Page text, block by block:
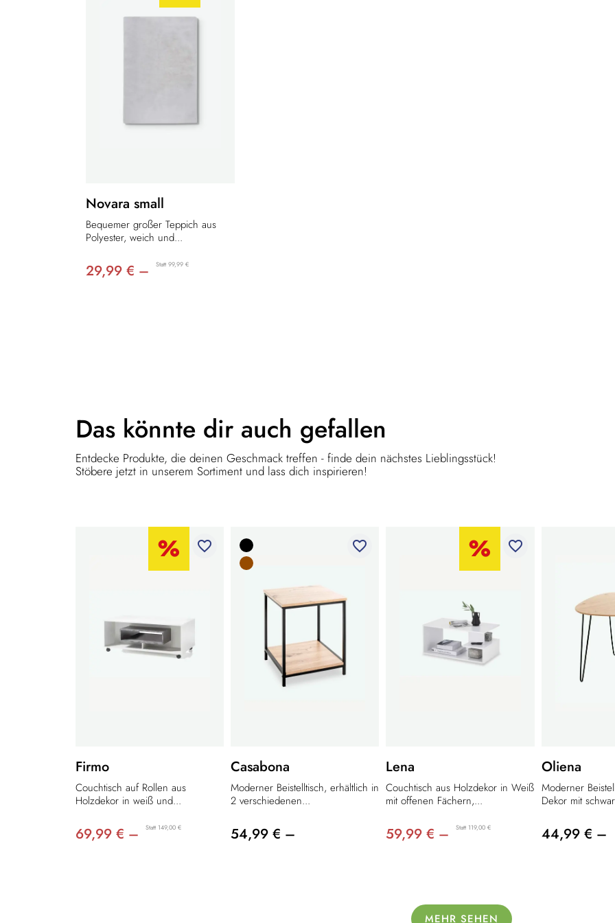
Novara small
Bequemer großer Teppich aus
Polyester, weich und...
29,99 € – Statt 99,99 €
Das könnte dir auch gefallen
Entdecke Produkte, die deinen Geschmack treffen - finde dein nächstes Lieblingsstück!
Stöbere jetzt in unserem Sortiment und lass dich inspirieren!
favorite_border
Firmo
Couchtisch auf Rollen aus
Holzdekor in weiß und...
69,99 € – Statt 149,00 €
favorite_border
Casabona
Moderner Beistelltisch, erhältlich in
2 verschiedenen...
54,99 € –
favorite_border
Lena
Couchtisch aus Holzdekor in Weiß
mit offenen Fächern,...
59,99 € – Statt 119,00 €
Oliena
Moderner
Dekor mit
44,99 € –
MEHR SEHEN